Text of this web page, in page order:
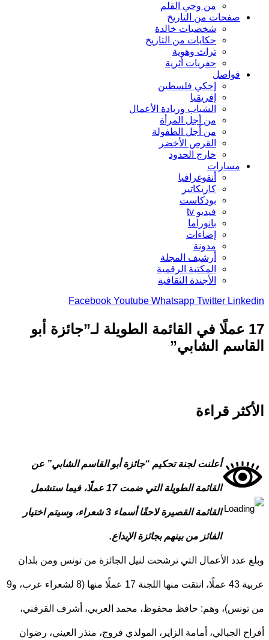
من وحي القلم
صفحات من التاريخ
شخصيات خالدة
حكايات من التاريخ
تراث وهوية
حفريات أثرية
فواصل
إحكي فلسطين
إفريقيا
الشباب وريادة الأعمال
من أجل المرأة
من أجل الطفولة
القرص الأخضر
خارج الحدود
مسارات
أنفوغرافيا
كاريكاتير
بودكاست
فيديو tv
بانوراما
إضاءات
مدونة
أرشيف المجلة
المكتبة الرقمية
الأجندة الثقافية
Facebook Youtube Whatsapp Twitter
17 عملًا في القائمة الطويلة لـ”جائزة أبو
الشابي”
قراءة
أعلنت لجنة تحكيم “جائزة أبو القاسم الشابي” عن
القائمة الطويلة التي ضمت 17 عملًا، فيما ستشمل
القائمة القصيرة لاحقًا أسماء 3 شعراء، وسيتم اختيار
الفائز من بينهم بجائزة الإبداع.
عدد الأعمال التي ترشحت لنيل الجائزة من تونس ومن بلدان
عربية 43 عملًا، انتقت منها اللجنة 17 عملًا منها (8 لشعراء عرب، و9
وهم: حافظ محفوظ، محمد العربي، أشرف القرقني،
الجبالي، أمامة الزاير، المولدي فروج، منذر العيني، رضوان